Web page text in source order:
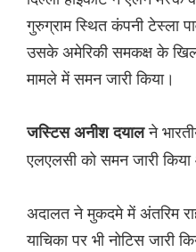
गुरुग्राम स्थित कंपनी टेस्ला
उसके अमेरिकी समकक्ष के
मामले में समन जारी किया।
जस्टिस अनीश दयालने
एलएलसी को समन जारी
अदालत ने मुकदमे में अंतरिम
याचिका पर भी नोटिस जारी